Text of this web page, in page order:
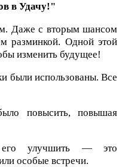
в Удачу!"
Даже с вторым шансом
разминкой. Одной этой
изменить будущее!
были использованы. Все
повысить, повышая
его улучшить — это
особые встречи.